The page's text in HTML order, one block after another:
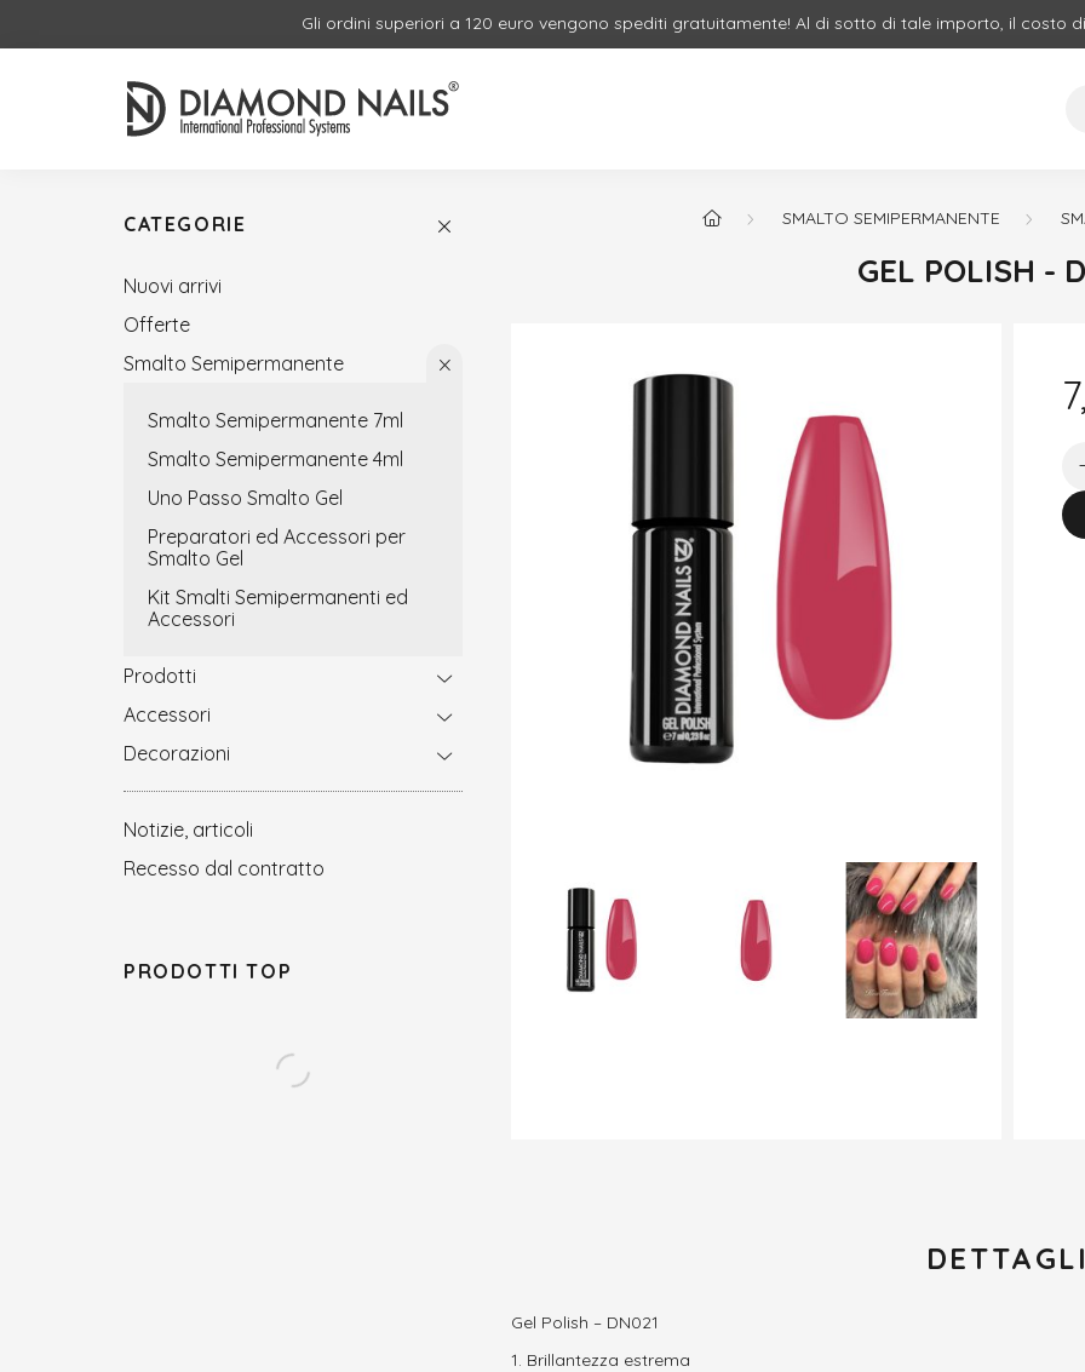
Gli ordini superiori a 120 euro vengono spediti gratuitamente! Al di sotto di tale importo, il costo
CATEGORIE
Nuovi arrivi
Offerte
Smalto Semipermanente
Smalto Semipermanente 7ml
Smalto Semipermanente 4ml
Uno Passo Smalto Gel
Preparatori ed Accessori per
Smalto Gel
Kit Smalti Semipermanenti ed
Accessori
Prodotti
Accessori
Decorazioni
Notizie, articoli
Recesso dal contratto
PRODOTTI TOP
SMALTO SEMIPERMANENTE
GEL POLISH -
Gel Polish – DN021
Brillantezza estrema